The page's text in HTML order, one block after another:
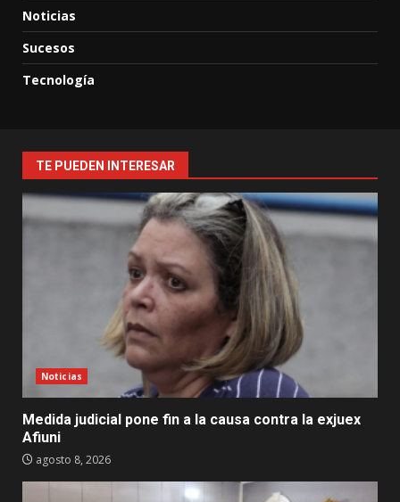
Noticias
Sucesos
Tecnología
TE PUEDEN INTERESAR
Noticias
Medida judicial pone fin a la causa contra la exjuex
Afiuni
agosto 8, 2026